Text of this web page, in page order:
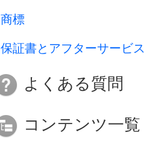
商標
保証書とアフターサービス
よくある質問
コンテンツ一覧